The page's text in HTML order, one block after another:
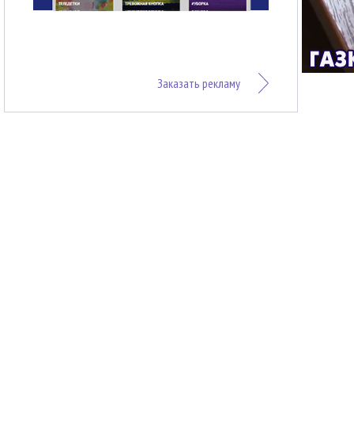
Заказать рекламу